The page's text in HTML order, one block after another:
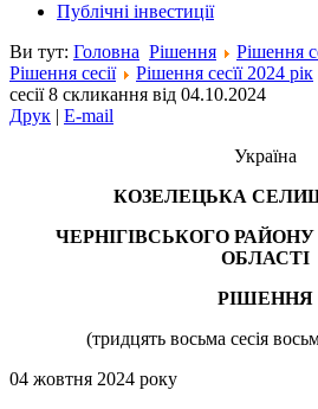
Публічні інвестиції
Ви тут: Головна Рішення Рішення
Рішення сесії
Рішення сесїї 2024 рік
сесії 8 скликання від 04.10.2024
Друк | E-mail
Україна
КОЗЕЛЕЦЬКА
ЧЕРНІГІВСЬКОГО РАЙОНУ
ОБЛАСТІ
РІШЕННЯ
(тридцять восьма сесія
04 жовтня 2024 року